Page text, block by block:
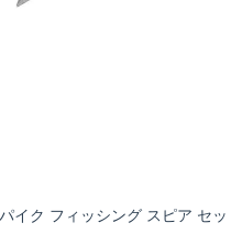
イク フィッシング スピア セッ